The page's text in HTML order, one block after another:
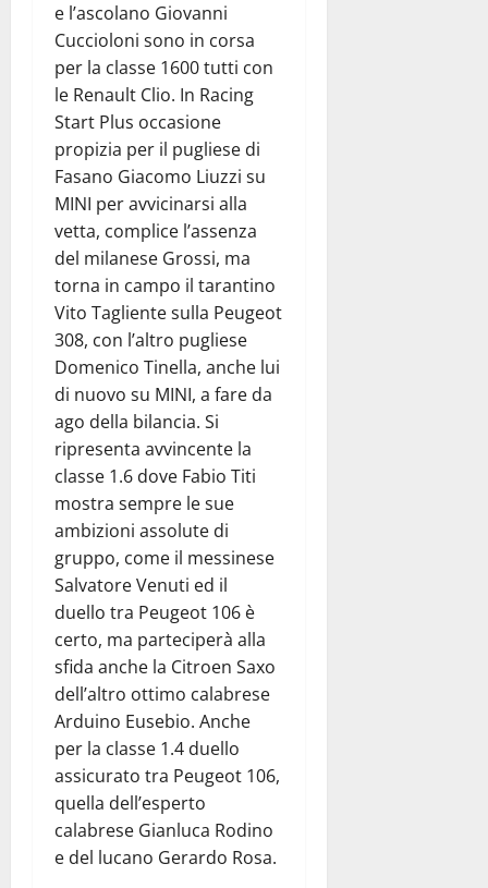
e l’ascolano Giovanni
Cuccioloni sono in corsa
per la classe 1600 tutti con
le Renault Clio. In Racing
Start Plus occasione
propizia per il pugliese di
Fasano Giacomo Liuzzi su
MINI per avvicinarsi alla
vetta, complice l’assenza
del milanese Grossi, ma
torna in campo il tarantino
Vito Tagliente sulla Peugeot
308, con l’altro pugliese
Domenico Tinella, anche lui
di nuovo su MINI, a fare da
ago della bilancia. Si
ripresenta avvincente la
classe 1.6 dove Fabio Titi
mostra sempre le sue
ambizioni assolute di
gruppo, come il messinese
Salvatore Venuti ed il
duello tra Peugeot 106 è
certo, ma parteciperà alla
sfida anche la Citroen Saxo
dell’altro ottimo calabrese
Arduino Eusebio. Anche
per la classe 1.4 duello
assicurato tra Peugeot 106,
quella dell’esperto
calabrese Gianluca Rodino
e del lucano Gerardo Rosa.